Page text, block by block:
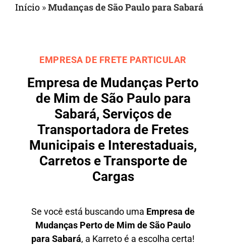
Início »Mudanças de São Paulo para Sabará
EMPRESA DE FRETE PARTICULAR
Empresa de Mudanças Perto
de Mim de São Paulo para
Sabará, Serviços de
Transportadora de Fretes
Municipais e Interestaduais,
Carretos e Transporte de
Cargas
Se você está buscando uma Empresa de
Mudanças Perto de Mim de São Paulo
para Sabará, a Karreto é a escolha certa!